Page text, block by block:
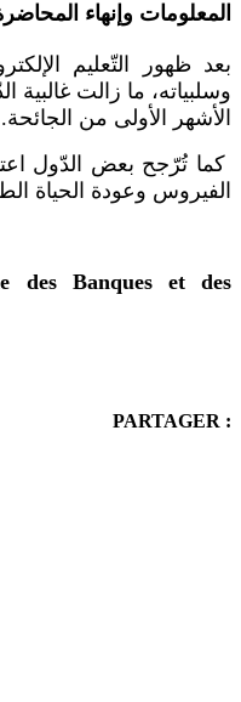
المعلومات وإنهاء
بعد ظهور التّعليم
وسلبياته، ما زالت
الأشهر الأولى من الجائحة.
كما تُرّجح بعض الدّول
الفيروس وعودة الحياة
des Banques et des
PARTAGER :